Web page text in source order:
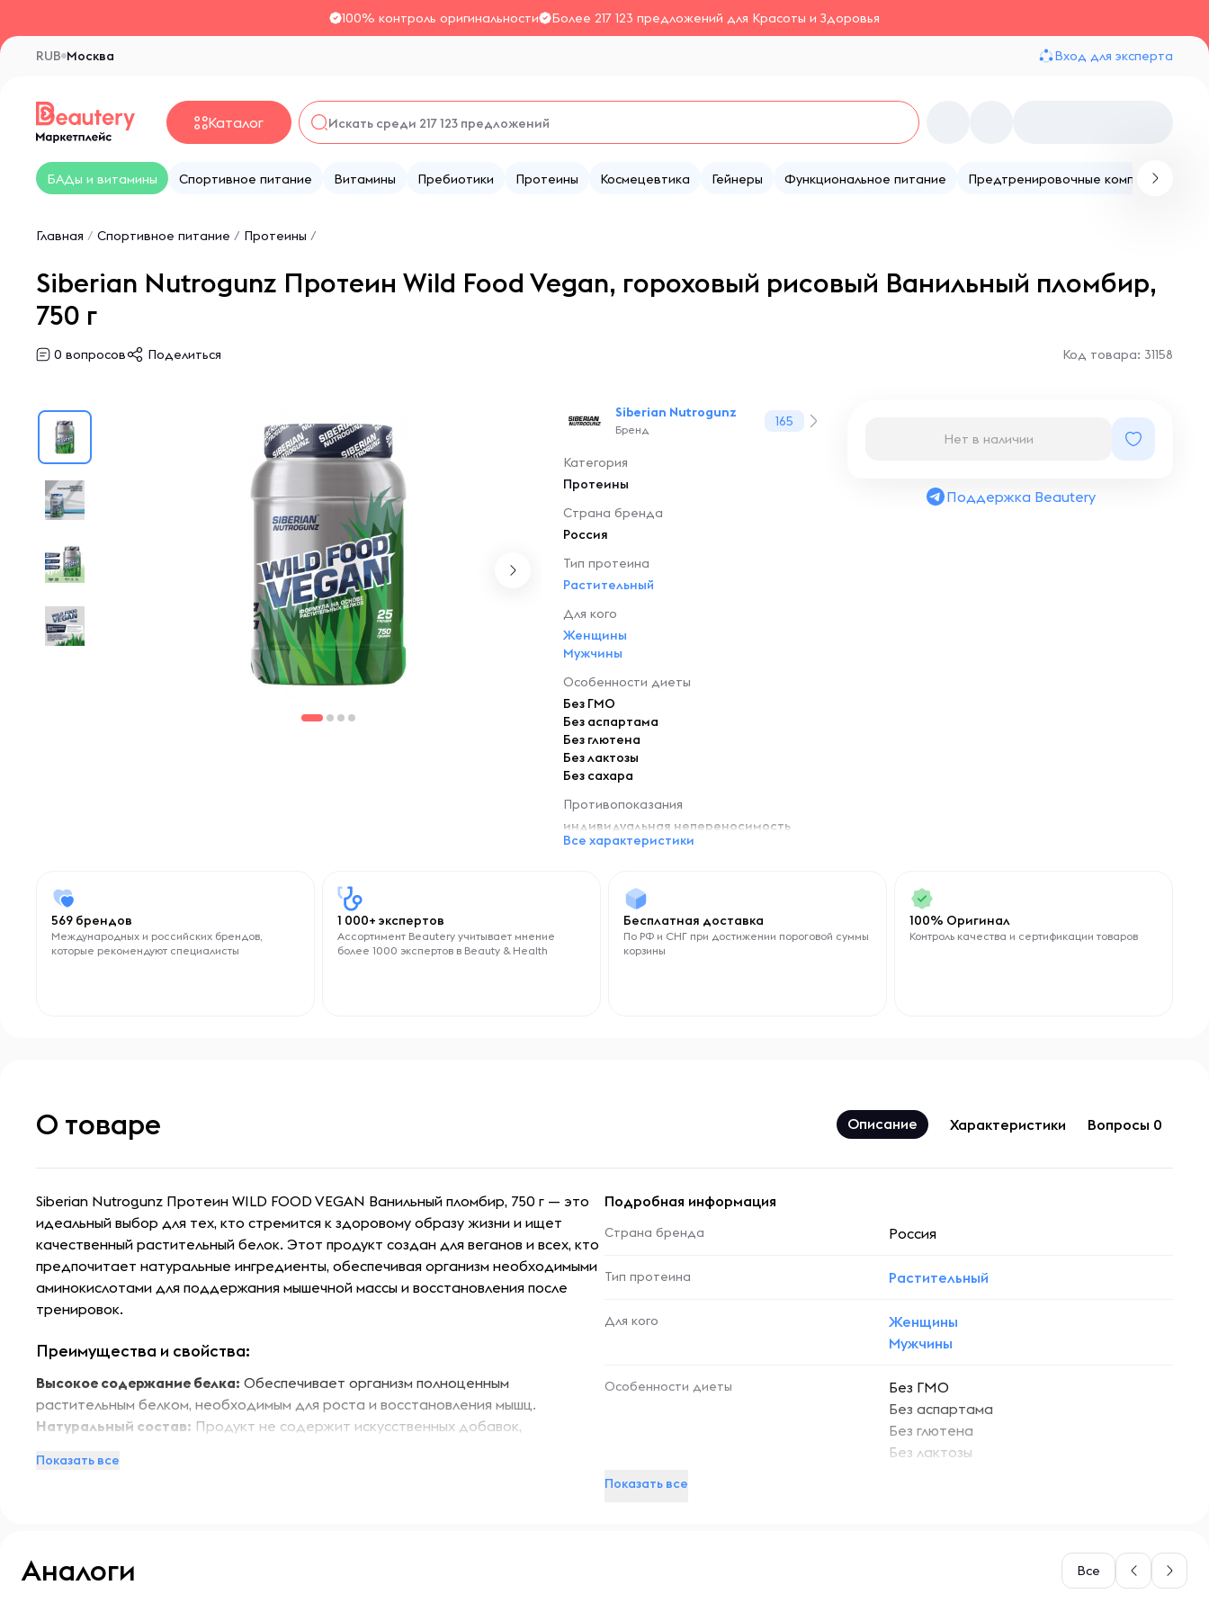
100% контроль оригинальности Более 217 123 предложений для Красоты и Здоровья
Москва
RUB Вход для эксперта
Каталог
БАДы и витамины Спортивное питание Витамины Пребиотики Протеины Космецевтика Гейнеры Функциональное питание Предтренировочные комплексы
Главная / Спортивное питание / Протеины /
Siberian Nutrogunz Протеин Wild Food Vegan, гороховый рисовый Ванильный пломбир,
750 г
0 вопросов Поделиться Код товара: 31158
Siberian Nutrogunz
Бренд
165
Категория
Протеины
Страна бренда
Россия
Тип протеина
Растительный
Для кого
Женщины
Мужчины
Особенности диеты
Без ГМО
Без аспартама
Без глютена
Без лактозы
Без сахара
Противопоказания
индивидуальная непереносимость
компонентов продукта
Все характеристики
Нет в наличии
Поддержка Beautery
569 брендов
Международных и российских брендов,
которые рекомендуют специалисты
1 000+ экспертов
Ассортимент Beautery учитывает мнение
более 1000 экспертов в Beauty & Health
Бесплатная доставка
По РФ и СНГ при достижении пороговой суммы
корзины
100% Оригинал
Контроль качества и сертификации товаров
О товаре Описание Характеристики Вопросы 0
Siberian Nutrogunz Протеин WILD FOOD VEGAN Ванильный пломбир, 750 г — это
идеальный выбор для тех, кто стремится к здоровому образу жизни и ищет
качественный растительный белок. Этот продукт создан для веганов и всех, кто
предпочитает натуральные ингредиенты, обеспечивая организм необходимыми
аминокислотами для поддержания мышечной массы и восстановления после
тренировок.
Преимущества и свойства:
Высокое содержание белка: Обеспечивает организм полноценным
растительным белком, необходимым для роста и восстановления мышц.
Натуральный состав: Продукт не содержит искусственных добавок,
здоровья.
Вкус ванильного пломбира:
Показать все
Подробная информация
Страна бренда Россия
Тип протеина Растительный
Для кого
Женщины
Мужчины
Особенности диеты
Без ГМО
Без аспартама
Без глютена
Без лактозы
Показать все
Аналоги Все